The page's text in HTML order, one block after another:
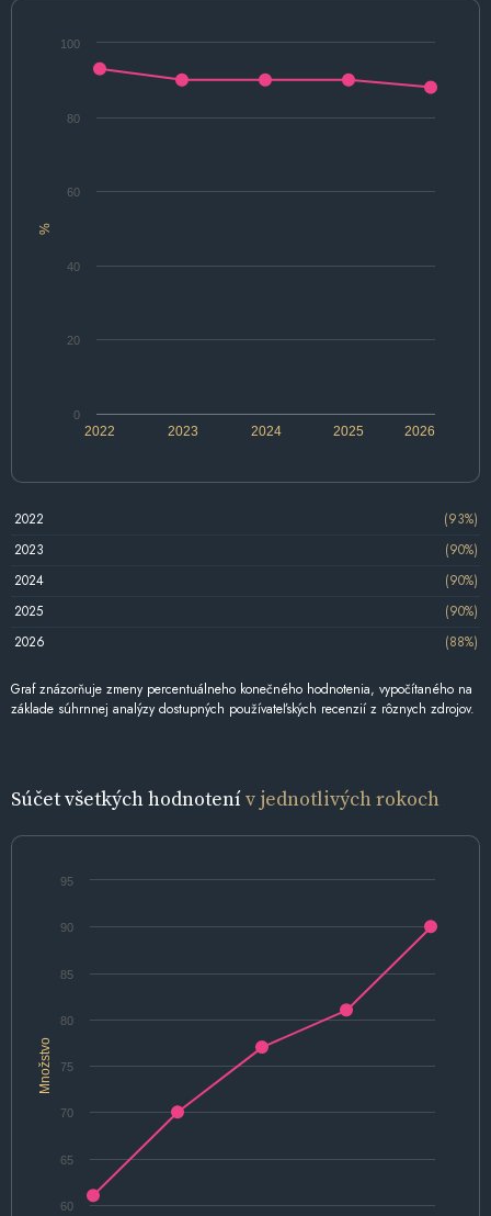
%
2022 2024 2026
2023 2025
0
20
40
60
80
100
2022
(93%)
2023
(90%)
2024
(90%)
2025
(90%)
2026
(88%)
Graf znázorňuje zmeny percentuálneho konečného hodnotenia, vypočítaného na
základe súhrnnej analýzy dostupných používateľských recenzií z rôznych zdrojov.
Súčet všetkých hodnotenív jednotlivých rokoch
Množstvo
60
65
70
75
80
85
90
95